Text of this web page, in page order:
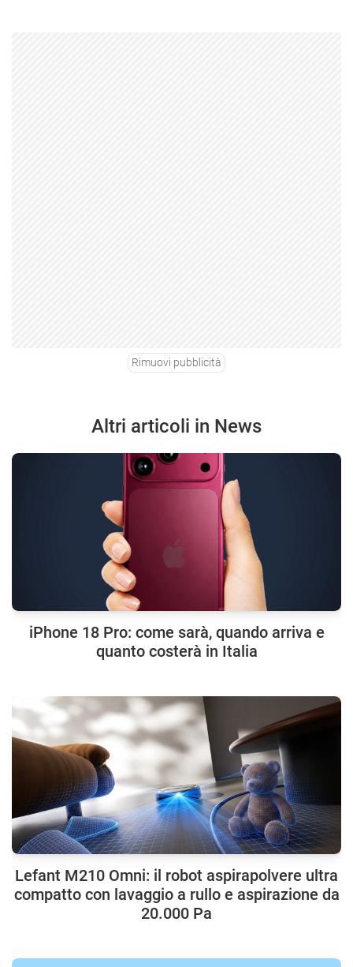
Rimuovi pubblicità
Altri articoli in News
iPhone 18 Pro: come sarà, quando arriva e
quanto costerà in Italia
Lefant M210 Omni: il robot aspirapolvere ultra
compatto con lavaggio a rullo e aspirazione da
20.000 Pa